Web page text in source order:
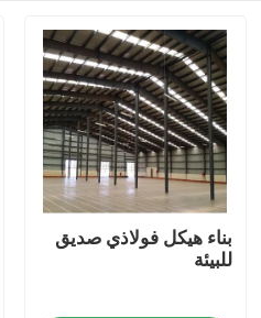
بناء هيكل فولاذي صديق
للبيئة